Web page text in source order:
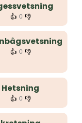
👍 0 👎
👍 0 👎
Hetsning
👍 0 👎